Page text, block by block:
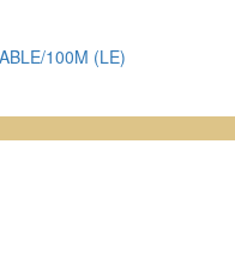
100M (LE)